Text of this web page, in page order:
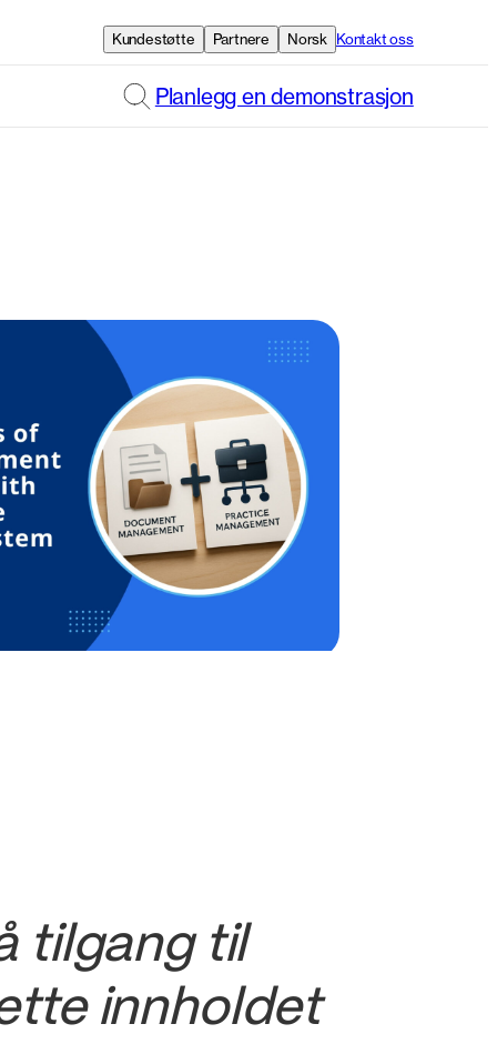
Kundestøtte Partnere Norsk Kontakt oss
Planlegg en demonstrasjon
tilgang til
innholdet